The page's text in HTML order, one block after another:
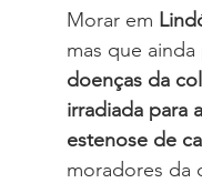
Morar em
mas que
doenças da
irradiada para
estenose de
moradores da